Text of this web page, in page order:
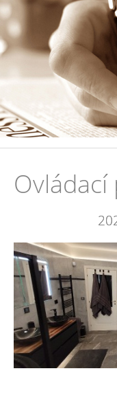
Ovládací